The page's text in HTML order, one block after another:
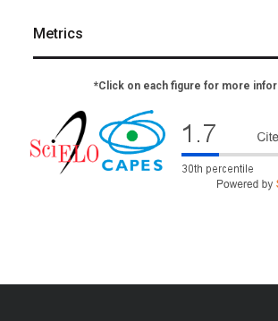
Metrics
*Click on each figure for more